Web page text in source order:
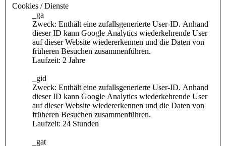
Cookies / Dienste
_ga
Zweck: Enthält eine zufallsgenerierte User-ID. Anhand
dieser ID kann Google Analytics wiederkehrende User
auf dieser Website wiedererkennen und die Daten von
früheren Besuchen zusammenführen.
Laufzeit: 2 Jahre
_gid
Zweck: Enthält eine zufallsgenerierte User-ID. Anhand
dieser ID kann Google Analytics wiederkehrende User
auf dieser Website wiedererkennen und die Daten von
früheren Besuchen zusammenführen.
Laufzeit: 24 Stunden
_gat